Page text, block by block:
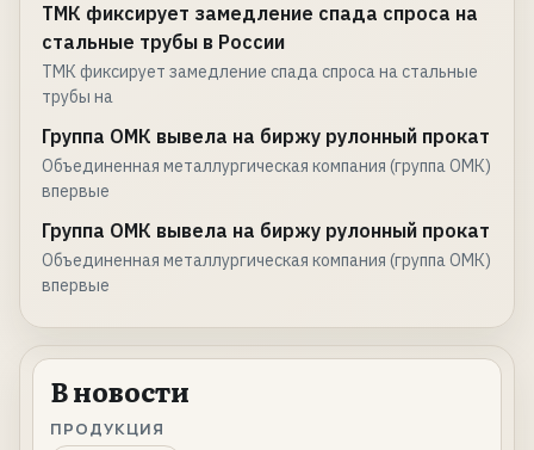
ТМК фиксирует замедление спада спроса на
стальные трубы в России
ТМК фиксирует замедление спада спроса на стальные
трубы на
Группа ОМК вывела на биржу рулонный прокат
Объединенная металлургическая компания (группа ОМК)
впервые
Группа ОМК вывела на биржу рулонный прокат
Объединенная металлургическая компания (группа ОМК)
впервые
В новости
ПРОДУКЦИЯ